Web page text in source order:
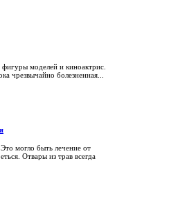
моделей и киноактрис.
чрезвычайно болезненная...
могло быть лечение от
Отвары из трав всегда